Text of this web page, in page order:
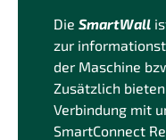
Die SmartWall
zur
der Maschine
Zusätzlich
Verbindung mit
SmartConnect